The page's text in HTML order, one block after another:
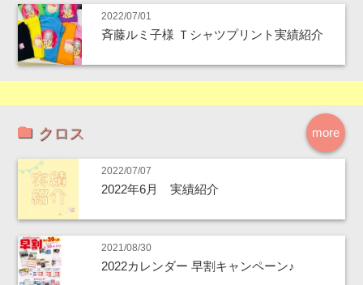
2022/07/01
斉藤ルミ子様 Ｔシャツプリント実績紹介
more
クロス
2022/07/07
2022年6月 実績紹介
2021/08/30
2022カレンダー 早割キャンペーン♪